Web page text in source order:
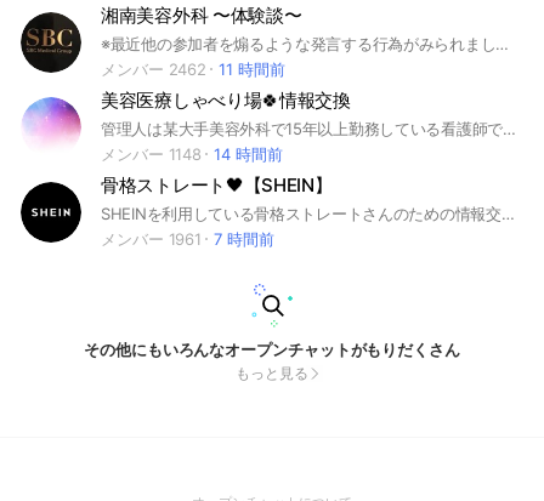
ススメ✨ 💜オススメの道具や技術を教え合おう！ もし質問し
て誰も返事なくても くじけないで！部長もなるべく返す！笑
💜コンテストに参加しよう！！ これは不定期開催でみんなの
才能を どんどんぶつけていこう✨ メインはこんな感じです😉
✨ たまに赤ペン先生もするので技術を 部長に見てほしい！教
えてほしい！ そんな向上心高い方も入部下さい✨ 私の部では
なくみんなの成長できる 部活にするのが1番です！ 好きな事を
一緒に分かち合える ジェルネイル部に是非入部下さい✨
湘南美容外科 〜体験談〜
※最近他の参加者を煽るような発言する行為がみられました。 なので、相手を煽るような発言することを禁止しています。 もし煽るような発言があった際は即強制退会させて頂くことになりますので、ご了承ください。 【ノートに禁止事項書いてるので1度目を通して頂けると幸いです。】※ 小さなことからでもokです！！ 自分の体験談や、これから受ける方にアドバイスしたり共有して行きませんかー？？ ここが不満だったとかの参加者の参考になる事など、もちろんこれから受ける方悩んでる方、常連さんなど、皆さん大歓迎です！！ 湘南美容外科盛り上げていきましょー！ #湘南美容外科#SBC#整形#美容#整形#プチ整形
メンバー 2462
11 時間前
美容医療しゃべり場🍀情報交換
管理人は某大手美容外科で15年以上勤務している看護師です。管理職となり、仕事ですぐ返信できない事もあります。 質問に回答していただけた方のみの承認制に変更しました。 短文の質問すらしっかり読まれてない方は、チャット内のルールノートは読めないだろうなぁという判断です😆 全く調べてもないのに、〜にはどんな治療がありますか？などの質問をするのはお控えください。 #答えられる質問にはお答えします❤️ #特定のクリニックをオススメしたりはしませんし、できません💦 #美容整形に興味がある方 #効果・ダウンタイム・リスク確認 #見積もり内容 #情報交換しましょう #美容外科に興味がある方の不安や希望等を知ることやその他情報収集も兼ねています。 #各種宣伝活動は禁止です。 #国内クリニックの施術に限る。 #個人同士の情報交換にもご利用下さい #美容外科に興味のある方 #美容外科をご利用されている方 #整形 #美容外科 #美容整形 #美容クリニック #美容皮膚科 #美容 #形成外科 #プチ整形 #ハイフ #脂肪吸引 #リフト #ダーマペン #脂肪溶解注射 #挙筋法 #二重埋没 #二重切開 #目頭切開 #コンデンス #豊胸 #フォトフェイシャル #ボトックス #ヒアルロン酸 #PRX #PRP #ニキビ治療 #BNLS #医療脱毛
メンバー 1148
14 時間前
骨格ストレート🖤【SHEIN】
SHEINを利用している骨格ストレートさんのための情報交換オプチャ！ 目的にあわせてご参加ください♡ 【メインのオープンチャット】 SHEINの商品についての質問、レビューなど 【サブトークルーム】 ｢クーポン情報🎁｣ 似合う服を買って可愛くなりましょう🎀 大事なノート、アナウンスを必ず確認してください- ̗̀📢 骨格ストレートの情報が欲しい方であれば性別関係なく入っていただいて構いません！ ⚠荒らし目的の方はご遠慮ください。 またSHEINの商品であっても骨格に関係のある商品以外の話はお控えください。 多くの人が気持ちよく利用できるようご協力をお願いします🙇🏻‍♀️ #SHEIN#シーイン#垢抜け#骨格ストレート#骨スト#ファッション#クーポン
メンバー 1961
7 時間前
その他にもいろんなオープンチャットがもりだくさん
もっと見る